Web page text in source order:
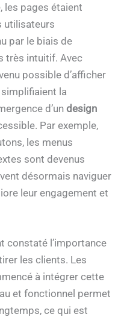
les pages étaient
utilisateurs
par le biais de
très intuitif. Avec
possible d’afficher
la
d’un design
Par exemple,
les menus
sont devenus
désormais naviguer
leur engagement et
constaté l’importance
les clients. Les
à intégrer cette
et fonctionnel permet
ce qui est